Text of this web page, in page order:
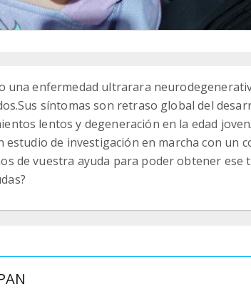
una enfermedad ultrarara
síntomas son retraso global del
lentos y degeneración en la edad
de investigación en marcha con un
de vuestra ayuda para poder obtener